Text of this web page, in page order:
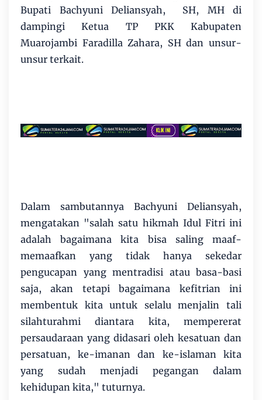
Bupati Bachyuni Deliansyah, SH, MH di
dampingi Ketua TP PKK Kabupaten
Muarojambi Faradilla Zahara, SH dan unsur-
unsur terkait.
Dalam sambutannya Bachyuni Deliansyah,
mengatakan "salah satu hikmah Idul Fitri ini
adalah bagaimana kita bisa saling maaf-
memaafkan yang tidak hanya sekedar
pengucapan yang mentradisi atau basa-basi
saja, akan tetapi bagaimana kefitrian ini
membentuk kita untuk selalu menjalin tali
silahturahmi diantara kita, mempererat
persaudaraan yang didasari oleh kesatuan dan
persatuan, ke-imanan dan ke-islaman kita
yang sudah menjadi pegangan dalam
kehidupan kita," tuturnya.